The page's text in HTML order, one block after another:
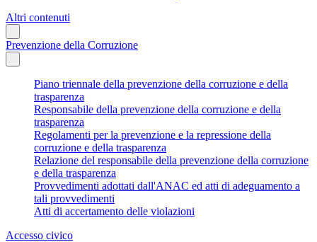
Altri contenuti
Prevenzione della Corruzione
Piano triennale della prevenzione della corruzione e della
trasparenza
Responsabile della prevenzione della corruzione e della
trasparenza
Regolamenti per la prevenzione e la repressione della
corruzione e della trasparenza
Relazione del responsabile della prevenzione della corruzione
e della trasparenza
Provvedimenti adottati dall'ANAC ed atti di adeguamento a
tali provvedimenti
Atti di accertamento delle violazioni
Accesso civico